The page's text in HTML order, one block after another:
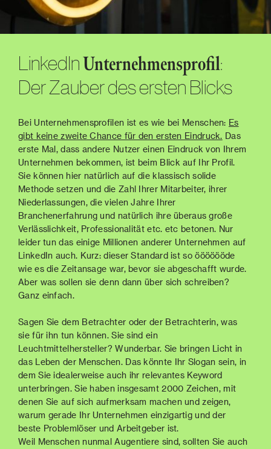
LinkedInUnternehmensprofil:
Der Zauber des ersten Blicks
Bei Unternehmensprofilen ist es wie bei Menschen: Es
gibt keine zweite Chance für den ersten Eindruck. Das
erste Mal, dass andere Nutzer einen Eindruck von Ihrem
Unternehmen bekommen, ist beim Blick auf Ihr Profil.
Sie können hier natürlich auf die klassisch solide
Methode setzen und die Zahl Ihrer Mitarbeiter, ihrer
Niederlassungen, die vielen Jahre Ihrer
Branchenerfahrung und natürlich ihre überaus große
Verlässlichkeit, Professionalität etc. etc betonen. Nur
leider tun das einige Millionen anderer Unternehmen auf
LinkedIn auch. Kurz: dieser Standard ist so ööööööde
wie es die Zeitansage war, bevor sie abgeschafft wurde.
Aber was sollen sie denn dann über sich schreiben?
Ganz einfach.
Sagen Sie dem Betrachter oder der Betrachterin, was
sie für ihn tun können. Sie sind ein
Leuchtmittelhersteller? Wunderbar. Sie bringen Licht in
das Leben der Menschen. Das könnte Ihr Slogan sein, in
dem Sie idealerweise auch ihr relevantes Keyword
unterbringen. Sie haben insgesamt 2000 Zeichen, mit
denen Sie auf sich aufmerksam machen und zeigen,
warum gerade Ihr Unternehmen einzigartig und der
beste Problemlöser und Arbeitgeber ist.
Weil Menschen nunmal Augentiere sind, sollten Sie auch